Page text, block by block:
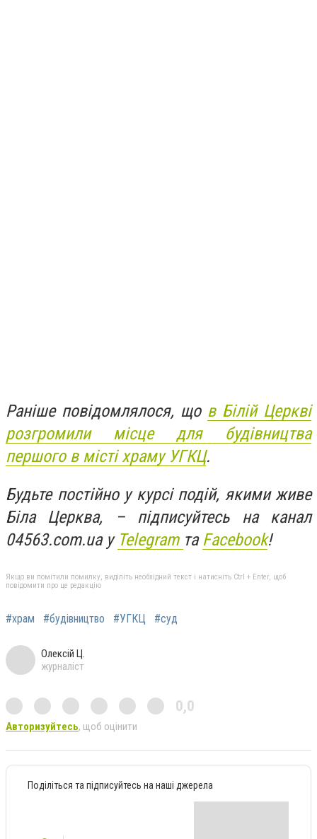
Раніше повідомлялося, що в Білій Церкві
розгромили місце для будівництва
першого в місті храму УГКЦ.
Будьте постійно у курсі подій, якими живе
Біла Церква, – підписуйтесь на канал
04563.com.ua у Telegram та Facebook!
Якщо ви помітили помилку, виділіть необхідний текст і натисніть Ctrl + Enter, щоб
повідомити про це редакцію
#храм #будівництво #УГКЦ #суд
Олексій Ц.
журналіст
0,0
Авторизуйтесь, щоб оцінити
Поділіться та підписуйтесь на наші джерела